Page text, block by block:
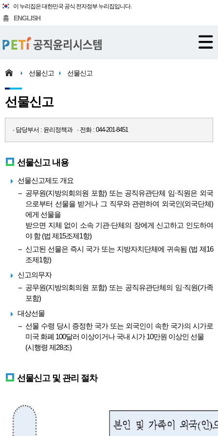
이 누리집은 대한민국 공식 전자정부 누리집입니다.
홈 ENGLISH
선물신고 선물신고
선물신고
· 담당부서 : 윤리정책과 · 전화 : 044-201-8451
선물신고 내용
선물신고제도 개요
공무원(지방의회의원 포함) 또는 공직유관단체 임·직원은 외국
으로부터 선물을 받거나 그 직무와 관련하여 외국인(외국단체)
에게 선물을
받으면 지체 없이 소속 기관·단체의 장에게 신고하고 인도하여
야 함 (법 제15조제1항)
신고된 선물은 즉시 국가 또는 지방자치단체에 귀속됨 (법 제16
조제1항)
신고의무자
공무원(지방의회의원 포함) 또는 공직유관단체의 임·직원(가족
포함)
대상선물
선물 수령 당시 증정한 국가 또는 외국인이 속한 국가의 시가로
미국 화폐 100달러 이상이거나 국내 시가 10만원 이상인 선물
(시행령 제28조)
선물신고 및 관리 절차